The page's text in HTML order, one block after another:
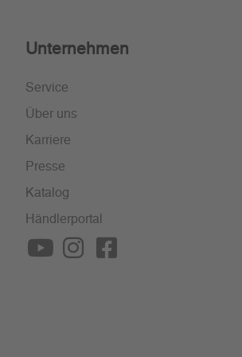
Unternehmen
Service
Über uns
Karriere
Presse
Katalog
Händlerportal